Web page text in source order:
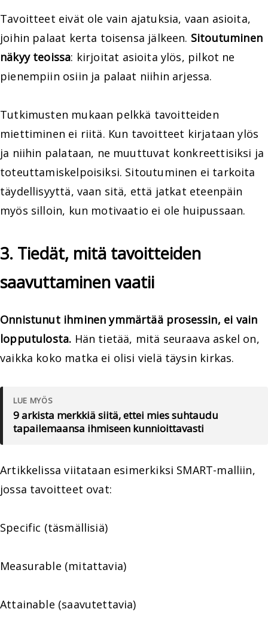
Tavoitteet eivät ole vain ajatuksia, vaan asioita,
joihin palaat kerta toisensa jälkeen. Sitoutuminen
näkyy teoissa: kirjoitat asioita ylös, pilkot ne
pienempiin osiin ja palaat niihin arjessa.
Tutkimusten mukaan pelkkä tavoitteiden
miettiminen ei riitä. Kun tavoitteet kirjataan ylös
ja niihin palataan, ne muuttuvat konkreettisiksi ja
toteuttamiskelpoisiksi. Sitoutuminen ei tarkoita
täydellisyyttä, vaan sitä, että jatkat eteenpäin
myös silloin, kun motivaatio ei ole huipussaan.
3. Tiedät, mitä tavoitteiden
saavuttaminen vaatii
Onnistunut ihminen ymmärtää prosessin, ei vain
lopputulosta. Hän tietää, mitä seuraava askel on,
vaikka koko matka ei olisi vielä täysin kirkas.
LUE MYÖS
9 arkista merkkiä siitä, ettei mies suhtaudu
tapailemaansa ihmiseen kunnioittavasti
Artikkelissa viitataan esimerkiksi SMART-malliin,
jossa tavoitteet ovat:
Specific (täsmällisiä)
Measurable (mitattavia)
Attainable (saavutettavia)